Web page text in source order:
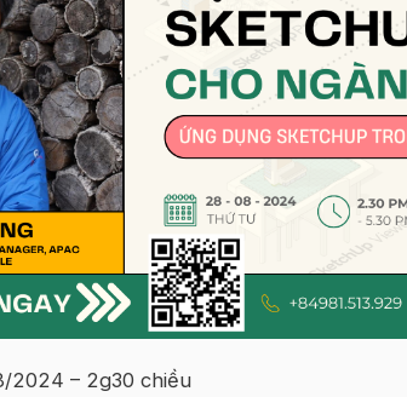
2024 – 2g30 chiều